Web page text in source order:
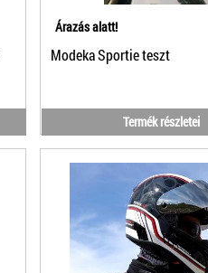
Árazás alatt!
Modeka Sportie teszt
Termék részletei